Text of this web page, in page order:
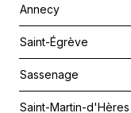
Annecy
Saint-Égrève
Sassenage
Saint-Martin-d'Hères